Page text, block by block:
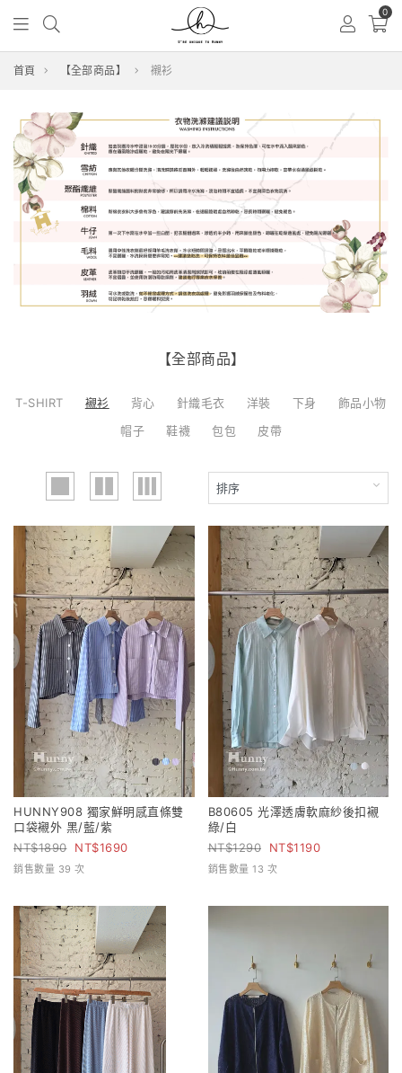
0
首頁 【全部商品】 襯衫
【全部商品】
T-SHIRT 襯衫 背心 針織毛衣 洋裝 下身
飾品小物
帽子
鞋襪 包包 皮帶
HUNNY908 獨家鮮明感直條雙
口袋襯外 黑/藍/紫
1890
1690
銷售數量 39 次
B80605 光澤透膚軟麻紗後扣襯
綠/白
1290
1190
銷售數量 13 次